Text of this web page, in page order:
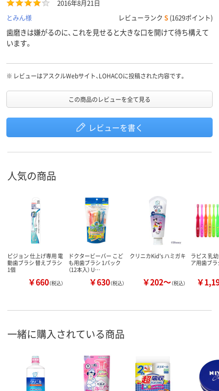
2016年8月21日
とみん様
レビューランク S (1629ポイント)
歯磨きは嫌がるのに、これを見せると大きな口を開けて待ち構えて
います。
※ レビューはアスクルWebサイト、LOHACOに投稿された内容です。
この商品のレビューを全て見る
レビューを書く
人気の商品
ピジョン 仕上げ専用 電
動歯ブラシ 替えブラシ
1個
￥660（税込）
ドクタービーバー こど
も用歯ブラシ 1パック
（12本入） U…
￥630（税込）
クリニカKid's ハミガキ
￥202～（税込）
ラピス 乳
ア用歯ブラ
￥
一緒に購入されている商品